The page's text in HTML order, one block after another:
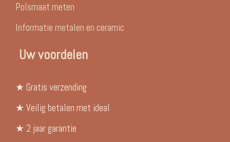
Polsmaat meten
Informatie metalen en ceramic
Uw voordelen
★ Gratis verzending
★ Veilig betalen met ideal
★ 2 jaar garantie